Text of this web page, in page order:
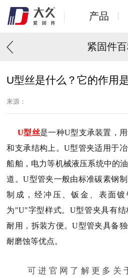
产品
紧固件
U型丝是什么？它的作用
来源：
U型丝是一种U型支承装置，
和支承结构上。U型管夹适用于
船舶，电力等机械液压系统中的
道。U型管夹一般由标准碳素钢
制成，经冲压、钣金、表面
为"U"字型样式。U型管夹具有结
耐用，拆装方便。U型管夹具备
耐磨蚀等优点。
可进官网了解更多关